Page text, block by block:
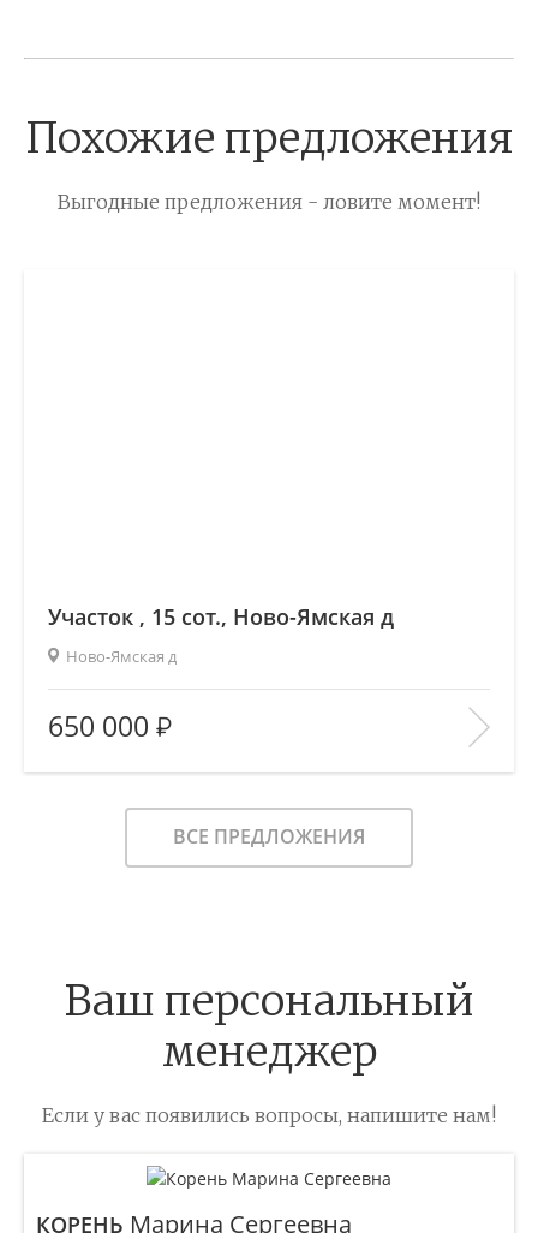
Похожие предложения
Выгодные предложения - ловите момент!
Участок , 15 сот., Ново-Ямская д
Ново-Ямская д
Площадь (общ/жил/кух), м2:
—/—/—
Количество комнат:
—
Этаж:
—/—
В ИЗБРАННОЕ
650 000
ВСЕ ПРЕДЛОЖЕНИЯ
Ваш персональный
менеджер
Если у вас появились вопросы, напишите нам!
КОРЕНЬ Марина Сергеевна